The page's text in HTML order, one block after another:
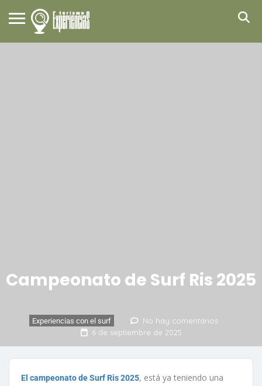
Campeonato de Surf Ris 2025
Experiencias con el surf
No hay comentarios
6 de septiembre de 2025
El campeonato de Surf Ris 2025, está ya teniendo una